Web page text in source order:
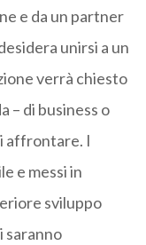
e da un partner
unirsi a un
verrà chiesto
– di business o
affrontare. I
e messi in
sviluppo
saranno